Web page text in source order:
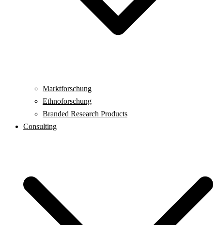
Marktforschung
Ethnoforschung
Branded Research Products
Consulting